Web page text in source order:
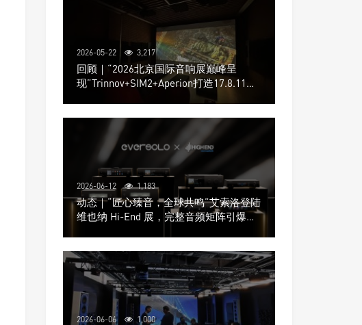
2026-05-22 3,217
回顾｜“2026北京国际音响展巅峰呈
现”Trinnov+SIM2+Aperion打造17.8.11声
2026-06-12 1,183
动态｜“匠心臻音，全球共鸣”艾索洛登陆
维也纳 Hi-End 展，完整音频矩阵引爆关
2026-06-06 1,000